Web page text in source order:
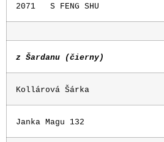
2071 S FENG SHU
z Šardanu (čierny)
Kollárová Šárka
Janka Magu 132